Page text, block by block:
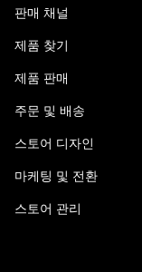
판매 채널
제품 찾기
제품 판매
주문 및 배송
스토어 디자인
마케팅 및 전환
스토어 관리